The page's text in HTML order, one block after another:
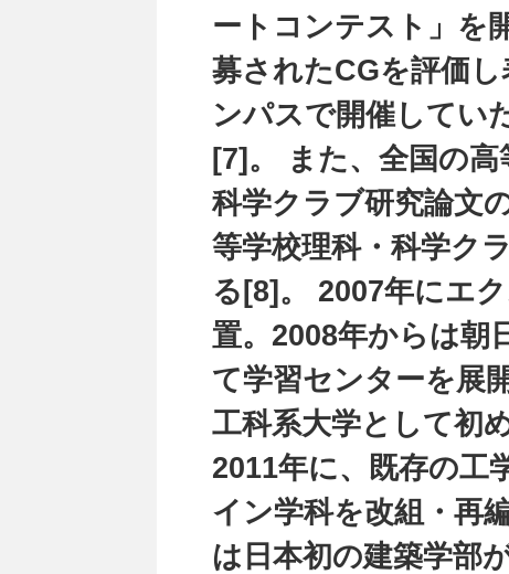
ートコンテスト」を
募されたCGを評価
ンパスで開催してい
[7]。 また、全国の高
科学クラブ研究論文
等学校理科・科学ク
る[8]。 2007年にエ
置。2008年からは朝
て学習センターを展
工科系大学として初
2011年に、既存の工
イン学科を改組・再
は日本初の建築学部